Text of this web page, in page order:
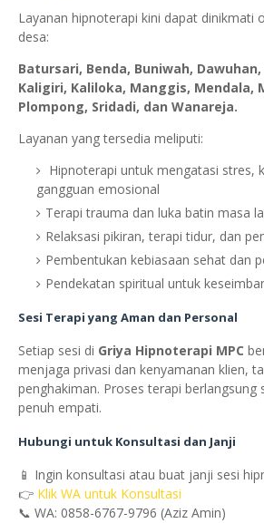
Layanan hipnoterapi kini dapat dinikmati
desa:
Batursari, Benda, Buniwah,
Kaligiri, Kaliloka, Manggis, Mendala,
Plompong, Sridadi, dan Wanareja.
Layanan yang tersedia meliputi:
Hipnoterapi untuk mengatasi stres,
gangguan emosional
Terapi trauma dan luka batin masa
Relaksasi pikiran, terapi tidur, dan
Pembentukan kebiasaan sehat dan
Pendekatan spiritual untuk
Sesi Terapi yang Aman dan Personal
Setiap sesi di Griya Hipnoterapi MPC
menjaga privasi dan kenyamanan klien,
penghakiman. Proses terapi berlangsung
penuh empati.
Hubungi untuk Konsultasi dan Janji
📱 Ingin konsultasi atau buat janji sesi
👉 Klik WA untuk Konsultasi
📞 WA: 0858-6767-9796 (Aziz Amin)